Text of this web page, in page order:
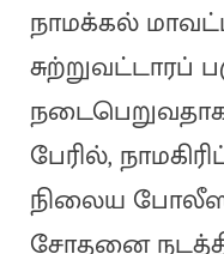
நாமக்கல்
சுற்றுவட்டாரப்
பேரில்,
நிலைய
சோதனை